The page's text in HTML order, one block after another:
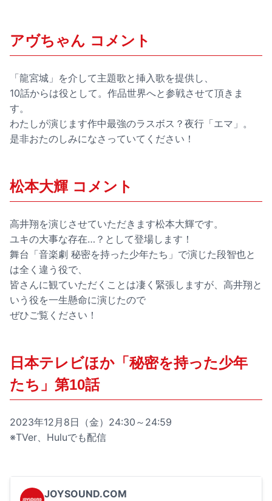
アヴちゃん コメント
「龍宮城」を介して主題歌と挿入歌を提供し、
10話からは役として。作品世界へと参戦させて頂きま
す。
わたしが演じます作中最強のラスボス？夜行「エマ」。
是非おたのしみになさっていてください！
松本大輝 コメント
高井翔を演じさせていただきます松本大輝です。
ユキの大事な存在…？として登場します！
舞台「音楽劇 秘密を持った少年たち」で演じた段智也と
は全く違う役で、
皆さんに観ていただくことは凄く緊張しますが、高井翔と
いう役を一生懸命に演じたので
ぜひご覧ください！
日本テレビほか「秘密を持った少年
たち」第10話
2023年12月8日（金）24:30～24:59
※TVer、Huluでも配信
JOYSOUND.COM